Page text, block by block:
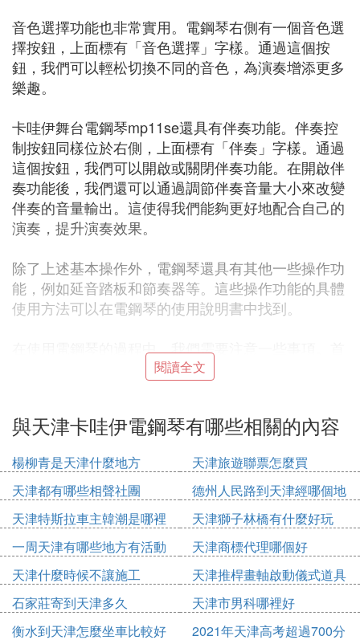
音色選擇功能也非常實用。電鋼琴右側有一個音色選
擇按鈕，上面標有「音色選擇」字樣。通過這個按
鈕，我們可以輕松切換不同的音色，為演奏增添更多
樂趣。
卡哇伊舞台電鋼琴mp11se還具有伴奏功能。伴奏控
制按鈕同樣位於右側，上面標有「伴奏」字樣。通過
這個按鈕，我們可以開啟或關閉伴奏功能。在開啟伴
奏功能後，我們還可以通過調節伴奏音量大小來改變
伴奏的音量輸出。這使得我們能夠更好地配合自己的
演奏，提升演奏效果。
除了上述基本操作外，電鋼琴還具有其他一些操作功
能，例如延音踏板和節奏器等。這些操作功能的具體
使用方法可以在電鋼琴的使用說明書中找到。
在使用電鋼琴的過程中，我們需要注意一些事項。首
先，避免過度用力或頻繁使用，以免造成電鋼琴的損
壞。其次，保持電鋼琴的清潔和乾燥也很重要，避免
久使用。
⑵ 卡瓦依cl26電鋼琴參數
卡瓦依CL26電鋼琴的參數如下：
鍵盤：88鍵權重鍵盤，擊弦機採用漸進型弦槌擊弦機
IV-F（AHA IV-F）。
音色：采樣自演奏會用三角鋼琴、錄音室大鋼琴、電
鋼琴、教堂風琴、羽管鍵琴、顫音琴、弦樂、合奏等
音色，內置48首曲目。
復音：最大96個。
閱讀全文
與天津卡哇伊電鋼琴有哪些相關的內容
楊柳青是天津什麼地方
天津旅遊聯票怎麼買
天津都有哪些相聲社團
德州人民路到天津經哪個地
方
天津特斯拉車主韓潮是哪裡
天津獅子林橋有什麼好玩
一周天津有哪些地方有活動
天津商標代理哪個好
天津什麼時候不讓施工
天津推桿畫軸啟動儀式道具
多少錢
石家莊寄到天津多久
天津市男科哪裡好
衡水到天津怎麼坐車比較好
2021年天津高考超過700分